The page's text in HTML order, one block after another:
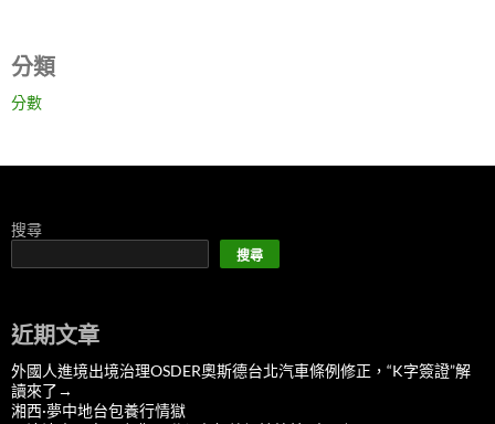
分類
分數
搜尋
搜尋
近期文章
外國人進境出境治理OSDER奧斯德台北汽車條例修正，“K字簽證”解
讀來了→
湘西·夢中地台包養行情獄